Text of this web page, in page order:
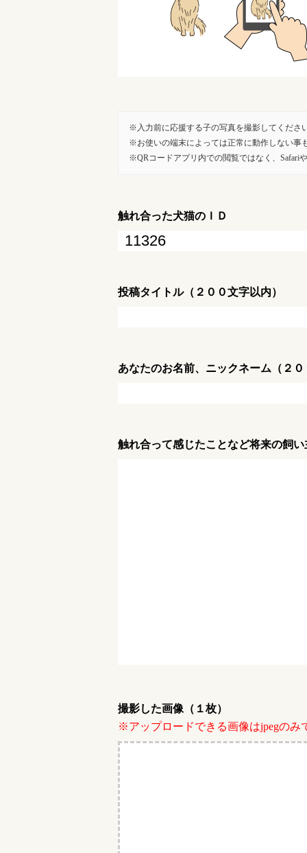
入力前に応援する子の写真を撮影してくださ
お使いの端末によっては正常に動作しない事
QRコードアプリ内での閲覧ではなく、Safari
触れ合った犬猫のＩＤ
投稿タイトル（２００文字以内）
あなたのお名前、ニックネーム（２
触れ合って感じたことなど将来の飼
撮影した画像（１枚）
※アップロードできる画像はjpegのみ